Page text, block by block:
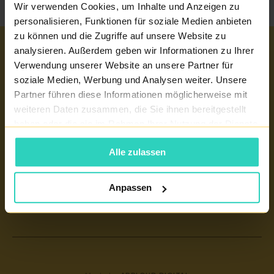
Wir verwenden Cookies, um Inhalte und Anzeigen zu
personalisieren, Funktionen für soziale Medien anbieten
zu können und die Zugriffe auf unsere Website zu
analysieren. Außerdem geben wir Informationen zu Ihrer
Verwendung unserer Website an unsere Partner für
soziale Medien, Werbung und Analysen weiter. Unsere
Partner führen diese Informationen möglicherweise mit
weiteren Daten zusammen, die Sie ihnen bereitgestellt
gesammelt haben.
Alle zulassen
Anpassen
Wichtige links
EIZELLSPENDE
REPRODUKTIONSMEDIZIN
KINDERWUNSCHKLINIK TSCHECHIEN
EIZELLSPENDE TSCHECHIEN
KÜNSTLICHE BEFRUCHTUNG
WÖRTERBUCH DER BEGRIFFE
ZERTIFIKATE UND JAHRESBERICHT
PATIENTENINFORMATION
Unsere Zentren
PRAG 6 - PRONATAL PLUS
BUDWEIS - PRONATAL REPRO
PRAG 4 - PRONATAL SANATORIUM
KONTAKT